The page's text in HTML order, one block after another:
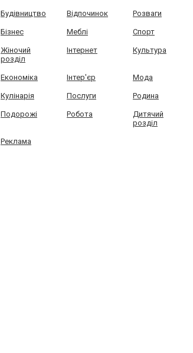
Будівництво Відпочинок Розваги
Бізнес Меблі Спорт
Жіночий
розділ
Інтернет Культура
Економіка Інтер'єр Мода
Кулінарія Послуги Родина
Подорожі Робота
Дитячий
розділ
Реклама